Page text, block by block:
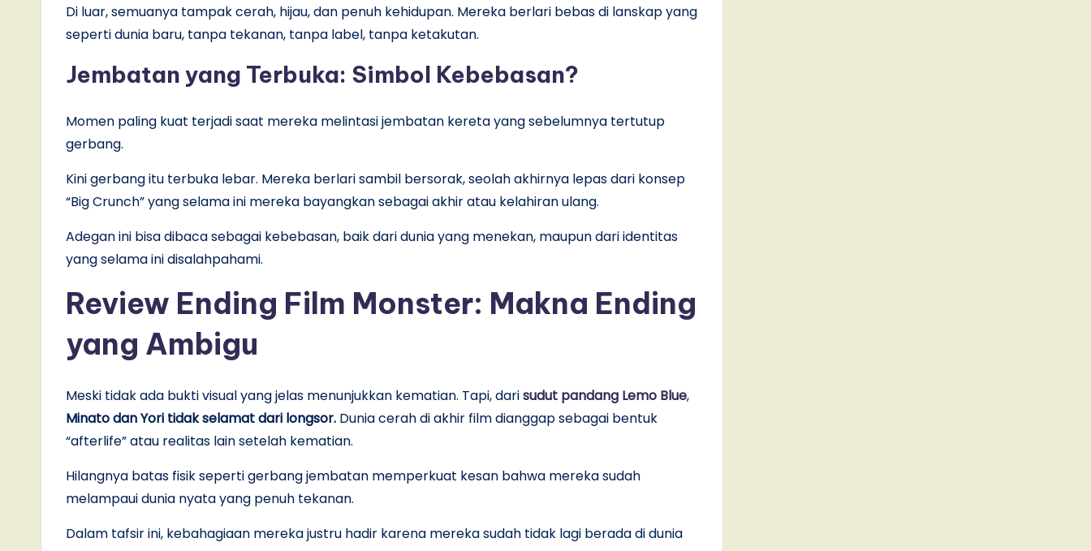
Di luar, semuanya tampak cerah, hijau, dan penuh kehidupan. Mereka berlari bebas di lanskap yang
seperti dunia baru, tanpa tekanan, tanpa label, tanpa ketakutan.
Jembatan yang Terbuka: Simbol Kebebasan?
Momen paling kuat terjadi saat mereka melintasi jembatan kereta yang sebelumnya tertutup
gerbang.
Kini gerbang itu terbuka lebar. Mereka berlari sambil bersorak, seolah akhirnya lepas dari konsep
“Big Crunch” yang selama ini mereka bayangkan sebagai akhir atau kelahiran ulang.
Adegan ini bisa dibaca sebagai kebebasan, baik dari dunia yang menekan, maupun dari identitas
yang selama ini disalahpahami.
Review Ending Film Monster: Makna Ending
yang Ambigu
Meski tidak ada bukti visual yang jelas menunjukkan kematian. Tapi, darisudut pandang Lemo Blue,
Minato dan Yori tidak selamat dari longsor. Dunia cerah di akhir film dianggap sebagai bentuk
“afterlife” atau realitas lain setelah kematian.
Hilangnya batas fisik seperti gerbang jembatan memperkuat kesan bahwa mereka sudah
melampaui dunia nyata yang penuh tekanan.
Dalam tafsir ini, kebahagiaan mereka justru hadir karena mereka sudah tidak lagi berada di dunia